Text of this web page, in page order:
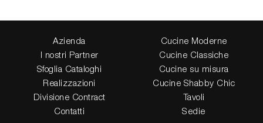
Azienda
I nostri Partner
Sfoglia Cataloghi
Realizzazioni
Divisione Contract
Contatti
Cucine Moderne
Cucine Classiche
Cucine su misura
Cucine Shabby Chic
Tavoli
Sedie